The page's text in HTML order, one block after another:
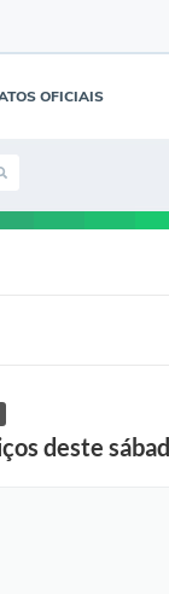
OFICIAIS
deste